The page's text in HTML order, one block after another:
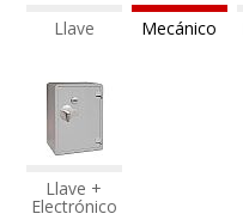
Llave Mecánico
Llave +
Electrónico